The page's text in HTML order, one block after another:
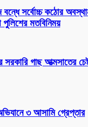
বন্ধে সর্বোচ্চ কঠোর
পুলিশের মতবিনিময়
গাছ আত্মসাতের
৩ আসামি গ্রেপ্তার